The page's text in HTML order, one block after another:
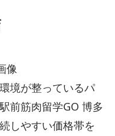
境が整っているパ
前筋肉留学GO 博多
しやすい価格帯を